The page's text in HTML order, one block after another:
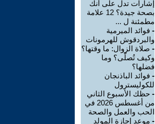
إشارات تدل على أنك
بصحة جيدة؟ 12 علامة
مطمئنة ل ...
- فوائد الميرمية
والبردقوش للهرمونات
- صلاة الزوال: ما وقتها؟
وكيف تُصلّى؟ وما
فضلها؟
- فوائد الباذنجان
للكوليسترول
- حظك الأسبوع الثاني
من أغسطس 2026 في
الحب والعمل والصحة
- موعد إجازة المولد